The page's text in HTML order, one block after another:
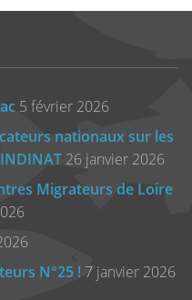
5 février 2026
nationaux sur les
26 janvier 2026
Migrateurs de Loire
N°25 ! 7 janvier 2026